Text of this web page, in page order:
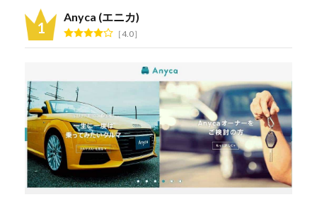
Anyca (エニカ)
4.0